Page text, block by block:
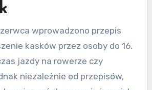
wprowadzono przepis
kasków przez osoby do 16.
jazdy na rowerze czy
niezależnie od przepisów,